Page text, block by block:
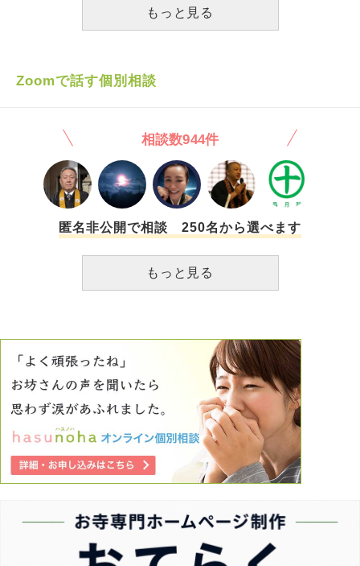
かと思い費用をいれなかったことがあり、当時のお寺に最近
であること、申し訳ございません。 教えていただけると幸
ある（たまたま参列者が多かったから？） 4)お線香を2本あ
ら、教えてください。 よろしくお願いします。
もっと見る
Zoomで話す個別相談
相談数944件
匿名非公開で相談 250名から選べます
もっと見る